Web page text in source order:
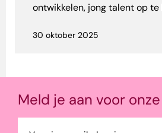
ontwikkelen, jong talent op te
30 oktober 2025
Meld je aan voor